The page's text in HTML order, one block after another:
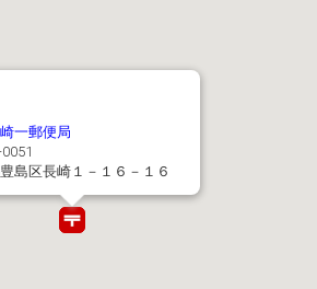
一郵便局
島区長崎１－１６－１６